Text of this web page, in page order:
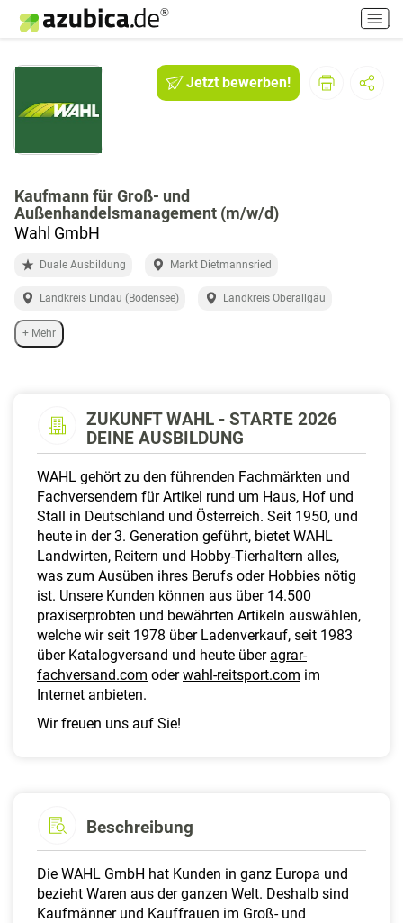
H
a
p
t
Jetzt bewerben!
Kaufmann für Groß- und
Außenhandelsmanagement (m/w/d)
Wahl GmbH
Duale Ausbildung Markt Dietmannsried
Landkreis Lindau (Bodensee) Landkreis Oberallgäu
+ Mehr
ZUKUNFT WAHL - STARTE 2026
DEINE AUSBILDUNG
WAHL gehört zu den führenden Fachmärkten und
Fachversendern für Artikel rund um Haus, Hof und
Stall in Deutschland und Österreich. Seit 1950, und
heute in der 3. Generation geführt, bietet WAHL
Landwirten, Reitern und Hobby-Tierhaltern alles,
was zum Ausüben ihres Berufs oder Hobbies nötig
ist. Unsere Kunden können aus über 14.500
praxiserprobten und bewährten Artikeln auswählen,
welche wir seit 1978 über Ladenverkauf, seit 1983
über Katalogversand und heute über agrar-
fachversand.com oderwahl-reitsport.com im
Internet anbieten.
Wir freuen uns auf Sie!
Beschreibung
Die WAHL GmbH hat Kunden in ganz Europa und
bezieht Waren aus der ganzen Welt. Deshalb sind
Kaufmänner und Kauffrauen im Groß- und